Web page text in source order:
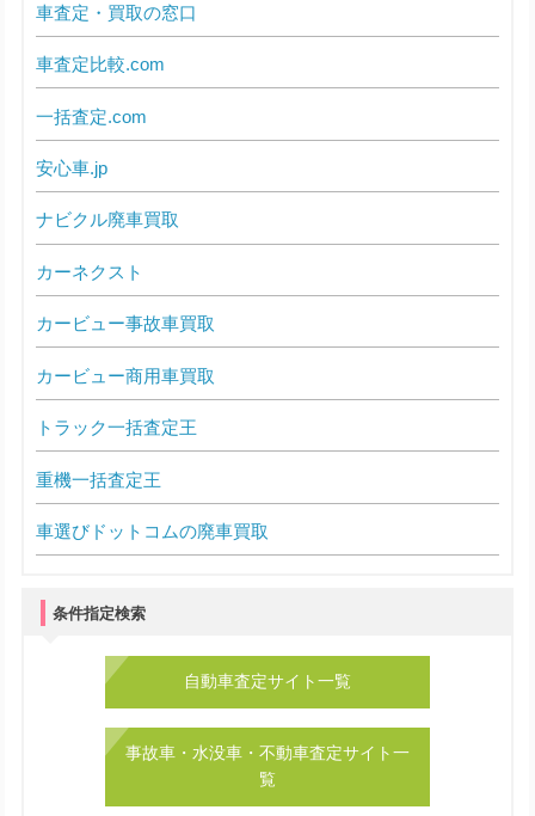
車査定・買取の窓口
車査定比較.com
一括査定.com
安心車.jp
ナビクル廃車買取
カーネクスト
カービュー事故車買取
カービュー商用車買取
トラック一括査定王
重機一括査定王
車選びドットコムの廃車買取
条件指定検索
自動車査定サイト一覧
事故車・水没車・不動車査定サイト一
覧